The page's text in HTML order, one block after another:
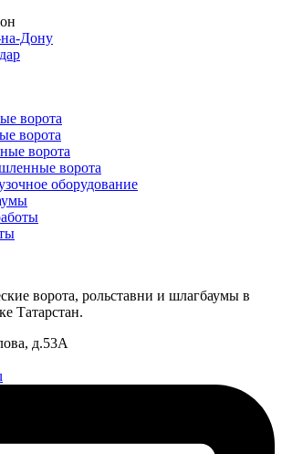
Дону
ворота
ворота
ворота
ворота
оборудование
ворота, рольставни и шлагбаумы в
Татарстан.
д.53А